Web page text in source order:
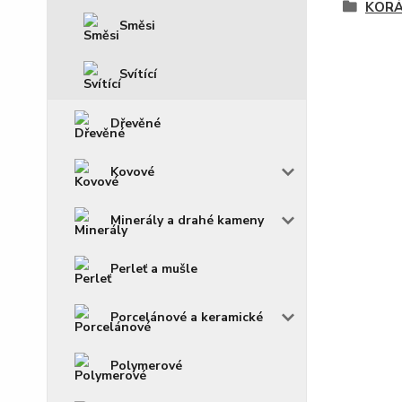
Směsi
Svítící
Dřevěné
Kovové
Minerály a drahé kameny
Perleť a mušle
Porcelánové a keramické
Polymerové